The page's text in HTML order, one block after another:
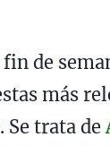
de
más
Se trata de